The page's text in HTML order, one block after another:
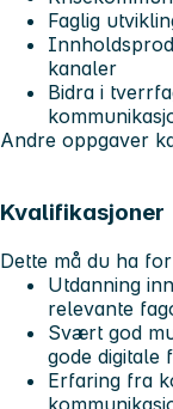
Faglig
kanaler
Bidra i
Andre oppgaver
Kvalifikasjoner
Dette må du ha
Utdanning
relevante
Svært god
gode digitale
Erfaring fra